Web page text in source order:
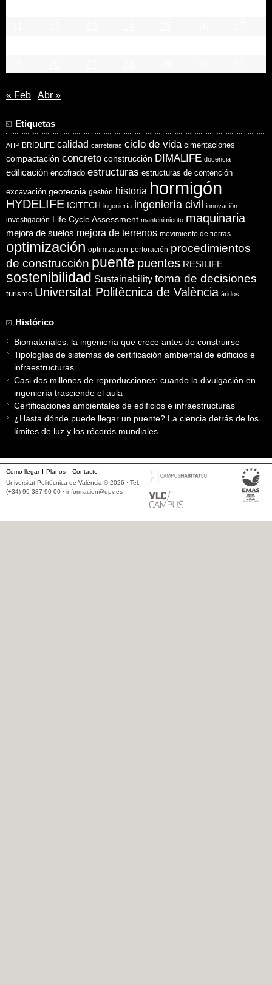
« Feb Abr »
Etiquetas
AHP BRIDLIFE calidad carreteras ciclo de vida cimentaciones
compactación concreto construcción DIMALIFE docencia
edificación encofrado estructuras estructuras de contención
excavación geotecnia gestión historia hormigón
HYDELIFE ICITECH ingeniería ingeniería civil innovación
investigación Life Cycle Assessment mantenimiento maquinaria
mejora de suelos mejora de terrenos movimiento de tierras
optimización optimization perforación procedimientos
de construcción puente puentes RESILIFE
sostenibilidad Sustainability toma de decisiones
turismo Universitat Politècnica de València áridos
Histórico
Biomateriales: la ingeniería que crece antes de construirse
Tipologías de sistemas de certificación ambiental de edificios e
infraestructuras
Casi dos millones de reproducciones: cuando la divulgación en
ingeniería trasciende el aula
Certificaciones ambientales de edificios e infraestructuras
¿Hasta dónde puede llegar un puente? La ciencia detrás de los
límites de luz y los récords mundiales
Cómo llegar Planos
Contacto
Universitat Politècnica de València © 2026 · Tel.
(+34) 96 387 90 00 · informacion@upv.es